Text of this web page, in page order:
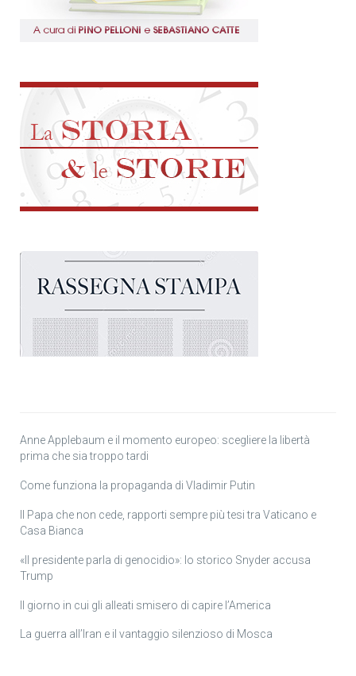
Anne Applebaum e il momento europeo: scegliere la libertà
prima che sia troppo tardi
Come funziona la propaganda di Vladimir Putin
Il Papa che non cede, rapporti sempre più tesi tra Vaticano e
Casa Bianca
«Il presidente parla di genocidio»: lo storico Snyder accusa
Trump
Il giorno in cui gli alleati smisero di capire l’America
La guerra all’Iran e il vantaggio silenzioso di Mosca